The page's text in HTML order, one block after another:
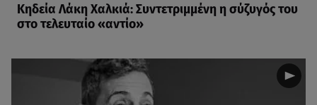
Κηδεία Λάκη Χαλκιά: Συντετριμμένη η σύζυγός του
στο τελευταίο «αντίο»